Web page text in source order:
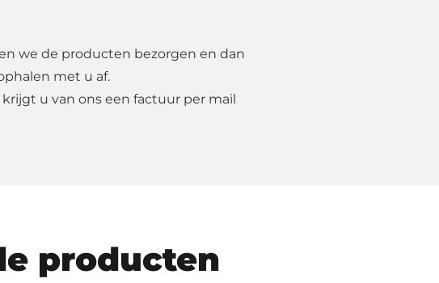
we de producten bezorgen en dan
met u af.
u van ons een factuur per mail
producten